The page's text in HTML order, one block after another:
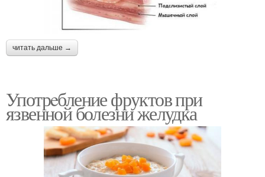
читать дальше →
Употрeбление фруктов при
язвенной болезни желудка